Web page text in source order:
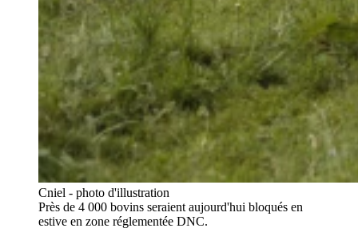
Cniel - photo d'illustration
Près de 4 000 bovins seraient aujourd'hui bloqués en
estive en zone réglementée DNC.